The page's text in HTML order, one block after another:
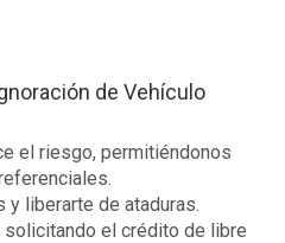
de Vehículo
el riesgo, permitiéndonos
y liberarte de ataduras.
solicitando el crédito de libre